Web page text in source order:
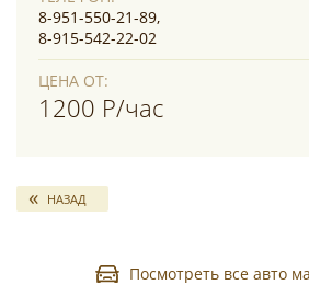
8-951-550-21-89,
8-915-542-22-02
ЦЕНА ОТ:
1200 Р/час
НАЗАД
Посмотреть все авто